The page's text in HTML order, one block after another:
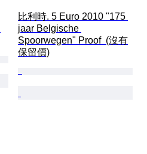
比利時. 5 Euro 2010 "175
jaar Belgische
Spoorwegen" Proof  (沒有
保留價)